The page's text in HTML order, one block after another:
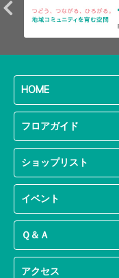
HOME
フロアガイド
ショップリスト
イベント
Ｑ＆Ａ
アクセス